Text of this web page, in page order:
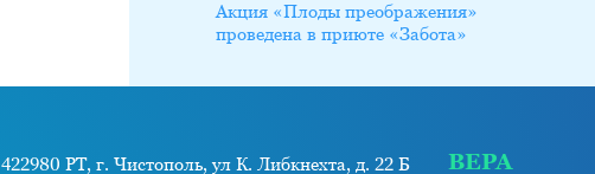
Акция «Плоды преображения»
проведена в приюте «Забота»
422980 РТ, г. Чистополь, ул К. Либкнехта, д. 22 Б ВЕРА